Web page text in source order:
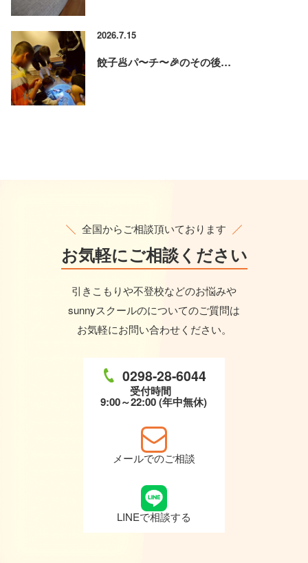
2026.7.15
餃子🥟パ〜チ〜🎉のその後…
全国からご相談頂いております
お気軽にご相談ください
引きこもりや不登校などのお悩みや
sunnyスクールのについてのご質問は
お気軽にお問い合わせください。
0298-28-6044
受付時間
9:00～22:00 (年中無休)
メールでのご相談
LINEで相談する